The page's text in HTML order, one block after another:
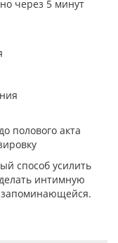
через 5 минут
полового акта
способ усилить
интимную
запоминающейся.